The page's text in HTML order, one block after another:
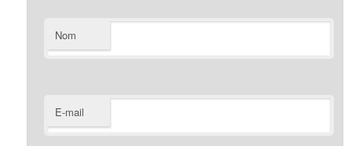
Nom
E-mail